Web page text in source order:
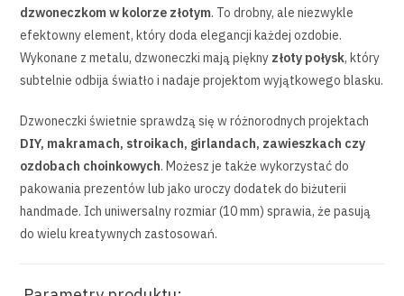
dzwoneczkom w kolorze złotym. To drobny, ale niezwykle
efektowny element, który doda elegancji każdej ozdobie.
Wykonane z metalu, dzwoneczki mają piękny złoty połysk, który
subtelnie odbija światło i nadaje projektom wyjątkowego blasku.
Dzwoneczki świetnie sprawdzą się w różnorodnych projektach
DIY, makramach, stroikach, girlandach, zawieszkach czy
ozdobach choinkowych. Możesz je także wykorzystać do
pakowania prezentów lub jako uroczy dodatek do biżuterii
handmade. Ich uniwersalny rozmiar (10 mm) sprawia, że pasują
do wielu kreatywnych zastosowań.